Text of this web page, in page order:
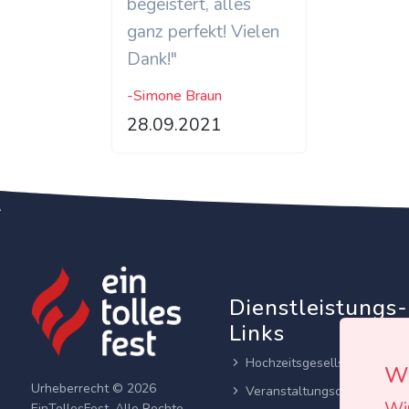
ganz perfekt! Vielen
Dank!"
-Simone Braun
28.09.2021
Urheberrecht © 2026
Dienstleistungs-
Links
Hochzeitsgesellschaften
Veranstaltungsortes